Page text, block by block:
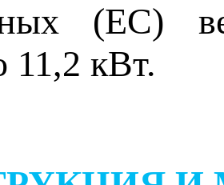
(EC)
11,2 кВт.